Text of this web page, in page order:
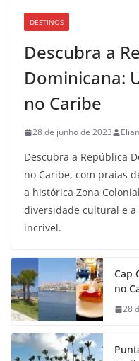
DESTINOS
Descubra a
Dominicana:
no Caribe
28 de junho de 2023
Descubra a República
no Caribe, com praias
a histórica Zona
diversidade cultural e
incrível.
Cap
no
28